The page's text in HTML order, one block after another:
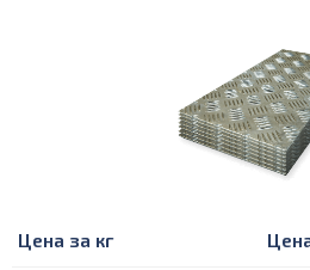
Цена за кг